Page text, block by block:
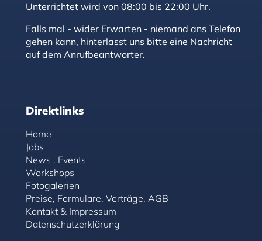
Unterrichtet wird von 08:00 bis 22:00 Uhr.
Falls mal - wider Erwarten - niemand ans Telefon
gehen kann, hinterlasst uns bitte eine Nachricht
auf dem Anrufbeantworter.
Direktlinks
Home
Jobs
News . Events
Workshops
Fotogalerien
Preise, Formulare, Verträge, AGB
Kontakt & Impressum
Datenschutzerklärung